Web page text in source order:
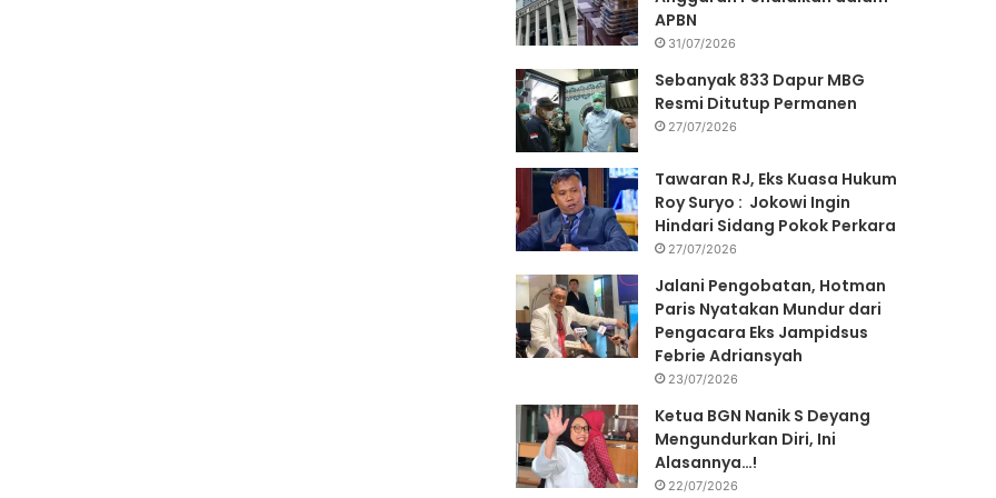
APBN
31/07/2026
Sebanyak 833 Dapur MBG
Resmi Ditutup Permanen
27/07/2026
Tawaran RJ, Eks Kuasa Hukum
Roy Suryo : Jokowi Ingin
Hindari Sidang Pokok Perkara
27/07/2026
Jalani Pengobatan, Hotman
Paris Nyatakan Mundur dari
Pengacara Eks Jampidsus
Febrie Adriansyah
23/07/2026
Ketua BGN Nanik S Deyang
Mengundurkan Diri, Ini
Alasannya…!
22/07/2026